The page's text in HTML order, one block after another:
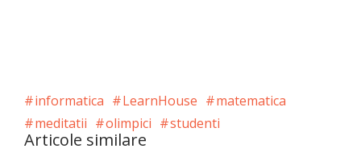
informatica LearnHouse
matematica
meditatii
olimpici studenti
Articole similare